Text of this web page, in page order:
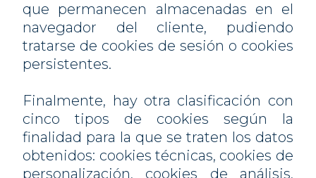
que permanecen almacenadas en el
navegador del cliente, pudiendo
tratarse de cookies de sesión o cookies
persistentes.
Finalmente, hay otra clasificación con
cinco tipos de cookies según la
finalidad para la que se traten los datos
obtenidos: cookies técnicas, cookies de
personalización, cookies de análisis,